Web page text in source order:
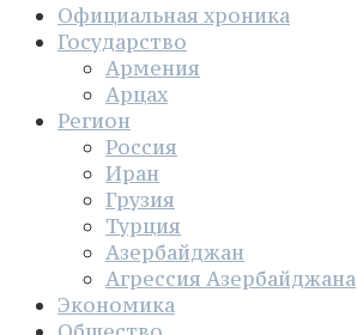
Официальная хроника
Государство
Армения
Арцах
Регион
Россия
Иран
Грузия
Турция
Азербайджан
Агрессия Азербайджана
Экономика